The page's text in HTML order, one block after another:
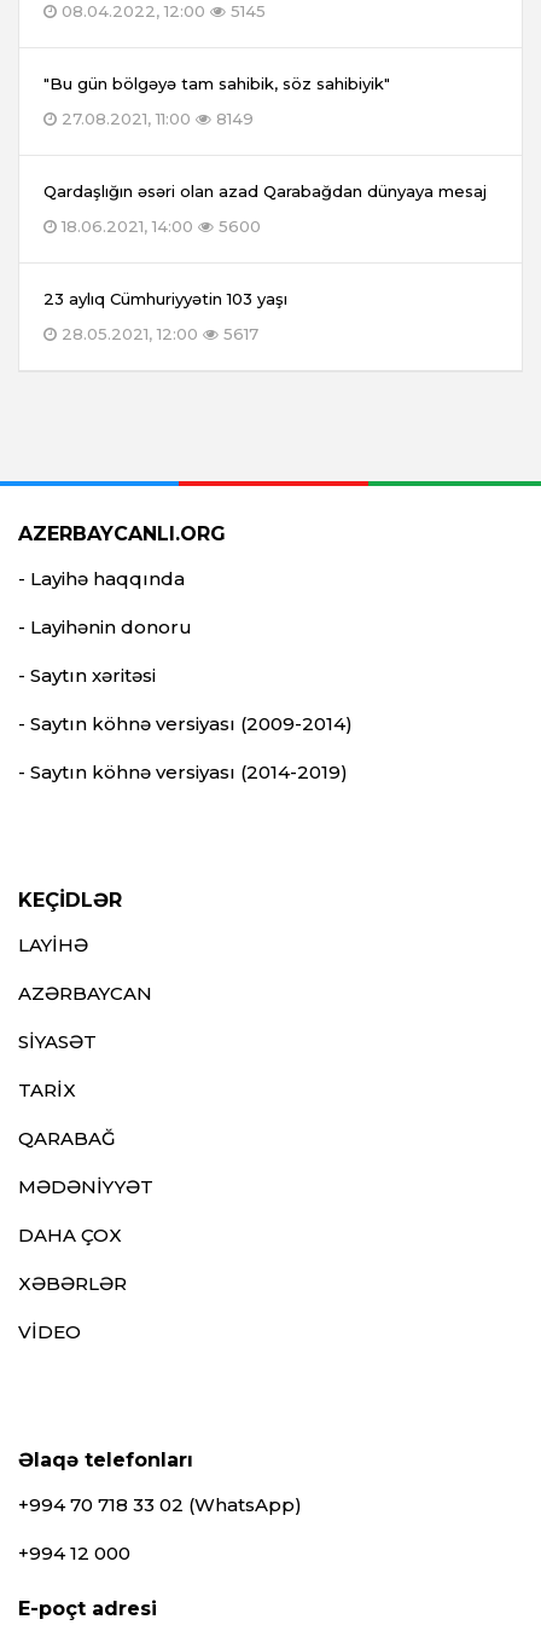
08.04.2022, 12:00
5145
"Bu gün bölgəyə tam sahibik, söz sahibiyik"
27.08.2021, 11:00
8149
Qardaşlığın əsəri olan azad Qarabağdan dünyaya mesaj
18.06.2021, 14:00
5600
23 aylıq Cümhuriyyətin 103 yaşı
28.05.2021, 12:00
5617
AZERBAYCANLI.ORG
- Layihə haqqında
- Layihənin donoru
- Saytın xəritəsi
- Saytın köhnə versiyası (2009-2014)
- Saytın köhnə versiyası (2014-2019)
KEÇİDLƏR
LAYİHƏ
AZƏRBAYCAN
SİYASƏT
TARİX
QARABAĞ
MƏDƏNİYYƏT
DAHA ÇOX
XƏBƏRLƏR
VİDEO
Əlaqə telefonları
+994 70 718 33 02 (WhatsApp)
+994 12 000
E-poçt adresi